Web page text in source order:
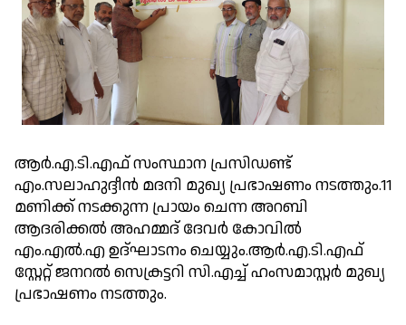
ആർ.എ.ടി.എഫ് സംസ്ഥാന പ്രസിഡണ്ട്
എം.സലാഹുദ്ദീൻ മദനി മുഖ്യ പ്രഭാഷണം നടത്തും.11
മണിക്ക് നടക്കുന്ന പ്രായം ചെന്ന അറബി
ആദരിക്കൽ അഹമ്മദ് ദേവർ കോവിൽ
എം.എൽ.എ ഉദ്ഘാടനം ചെയ്യും.ആർ.എ.ടി.എഫ്
സ്റ്റേറ്റ് ജനറൽ സെക്രട്ടറി സി.എച്ച് ഹംസമാസ്റ്റർ മുഖ്യ
പ്രഭാഷണം നടത്തും.